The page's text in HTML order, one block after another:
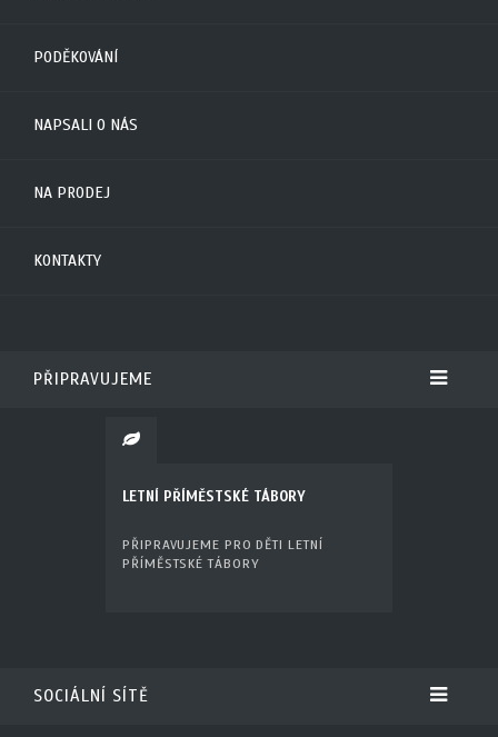
PODĚKOVÁNÍ
NAPSALI O NÁS
NA PRODEJ
KONTAKTY
PŘIPRAVUJEME
LETNÍ PŘÍMĚSTSKÉ TÁBORY
PŘIPRAVUJEME PRO DĚTI LETNÍ
PŘÍMĚSTSKÉ TÁBORY
SOCIÁLNÍ SÍTĚ